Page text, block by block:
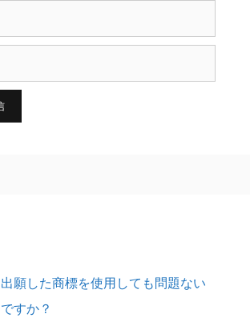
出願した商標を使用しても問題ない
ですか？